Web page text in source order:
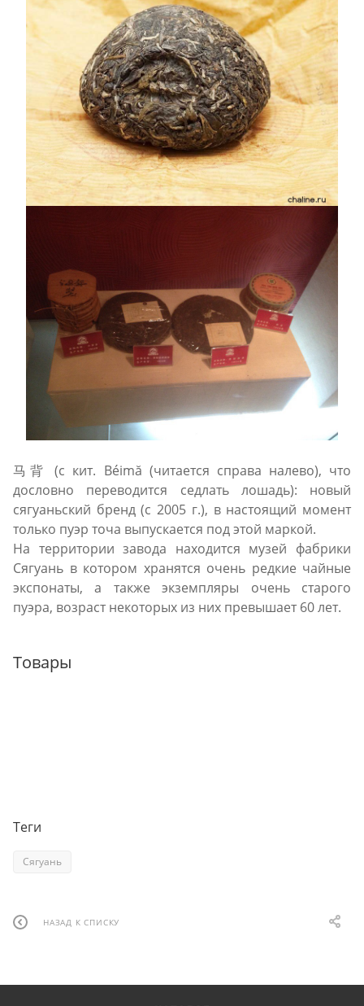
马背 (с кит. Béimă (читается справа налево), что
дословно переводится седлать лошадь): новый
сягуаньский бренд (с 2005 г.), в настоящий момент
только пуэр точа выпускается под этой маркой.
На территории завода находится музей фабрики
Сягуань в котором хранятся очень редкие чайные
экспонаты, а также экземпляры очень старого
пуэра, возраст некоторых из них превышает 60 лет.
Товары
Теги
Сягуань
НАЗАД К СПИСКУ